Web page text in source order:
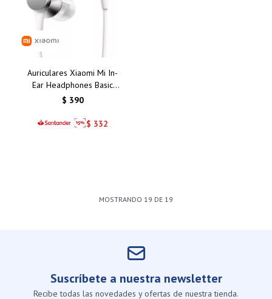
Auriculares Xiaomi Mi In-
Ear Headphones Basic
Silver/Plata: Calidad de
Inigualable
$ 390
$ 332
MOSTRANDO 19 DE 19
Suscríbete a nuestra newsletter
Recibe todas las novedades y ofertas de nuestra tienda.